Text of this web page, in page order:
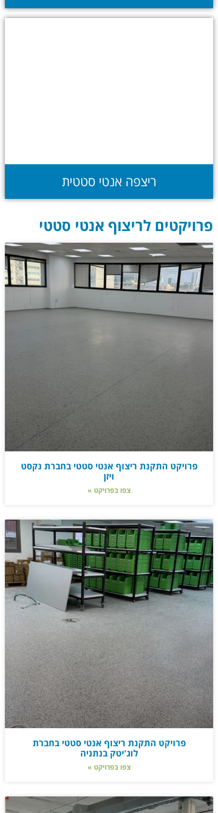
ריצפה אנטי סטטית
פרויקטים לריצוף אנטי סטטי
פרויקט התקנת ריצוף אנטי סטטי בחברת נקסט
ויזן
צפו בפרויקט »
פרויקט התקנת ריצוף אנטי סטטי בחברת
לוג'יטק בנתניה
צפו בפרויקט »